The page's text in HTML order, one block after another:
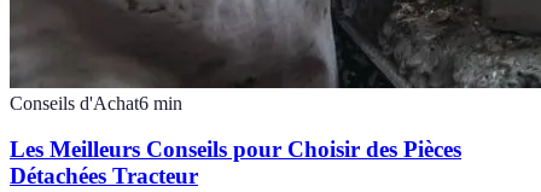
Conseils d'Achat6 min
Les Meilleurs Conseils pour Choisir des Pièces
Détachées Tracteur